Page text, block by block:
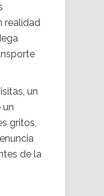
realidad
un
un
gritos,
de la